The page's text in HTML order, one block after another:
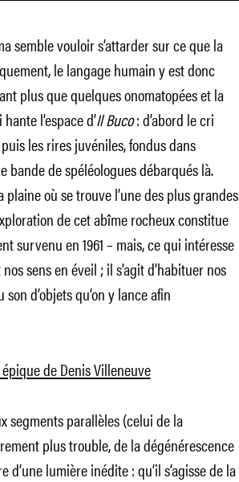
semble vouloir s’attarder sur ce que la
le langage humain y est donc
plus que quelques onomatopées et la
l’espace d’Il Buco: d’abord le cri
les rires juvéniles, fondus dans
bande de spéléologues débarqués là.
où se trouve l’une des plus grandes
de cet abîme rocheux constitue
survenu en 1961 – mais, ce qui intéresse
sens en éveil ; il s’agit d’habituer nos
d’objets qu’on y lance afin
de Denis Villeneuve
segments parallèles (celui de la
plus trouble, de la dégénérescence
lumière inédite : qu’il s’agisse de la